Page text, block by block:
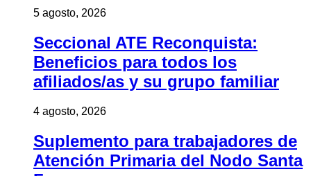
5 agosto, 2026
Seccional ATE Reconquista:
Beneficios para todos los
afiliados/as y su grupo familiar
4 agosto, 2026
Suplemento para trabajadores de
Atención Primaria del Nodo Santa